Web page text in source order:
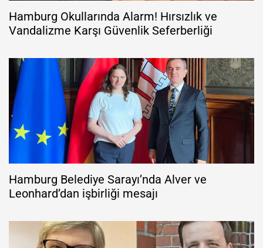
Hamburg Okullarında Alarm! Hırsızlık ve
Vandalizme Karşı Güvenlik Seferberliği
Hamburg Belediye Sarayı’nda Alver ve
Leonhard’dan işbirliği mesajı